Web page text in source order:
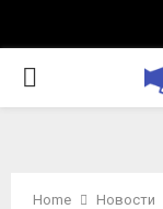
PRIMARY
Home
Новости